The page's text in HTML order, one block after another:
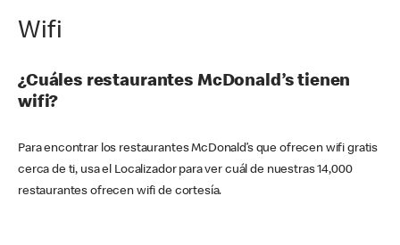
Wifi
¿Cuáles restaurantes McDonald’s tienen
wifi?
Para encontrar los restaurantes McDonald’s que ofrecen wifi gratis
cerca de ti, usa el Localizador para ver cuál de nuestras 14,000
restaurantes ofrecen wifi de cortesía.